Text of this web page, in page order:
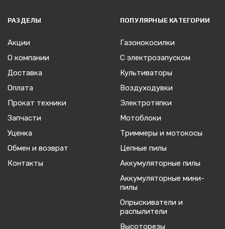
РАЗДЕЛЫ
Акции
О компании
Доставка
Оплата
Прокат техники
Запчасти
Уценка
Обмен и возврат
Контакты
ПОПУЛЯРНЫЕ КАТЕГОРИИ
Газонокосилки
С электрозапуском
Культиваторы
Воздуходувки
Электротяпки
Мотоблоки
Триммеры и мотокосы
Цепные пилы
Аккумуляторные пилы
Аккумуляторные мини-
пилы
Опрыскиватели и
распылители
Высоторезы